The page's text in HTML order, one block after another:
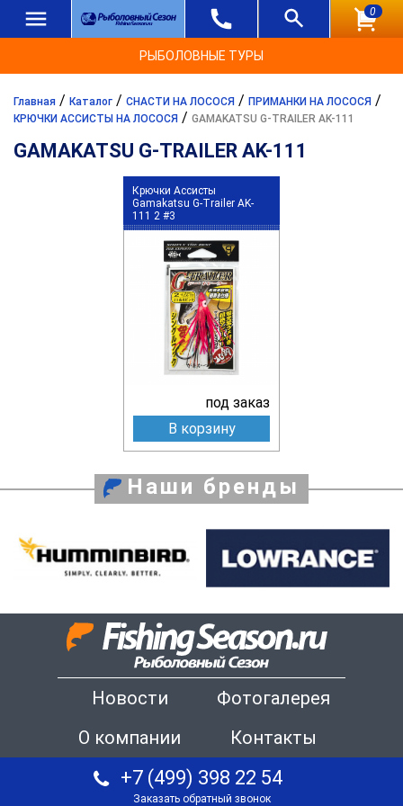
0
РЫБОЛОВНЫЕ ТУРЫ
Главная / Каталог / СНАСТИ НА ЛОСОСЯ / ПРИМАНКИ НА ЛОСОСЯ /
КРЮЧКИ АССИСТЫ НА ЛОСОСЯ / GAMAKATSU G-TRAILER AK-111
GAMAKATSU G-TRAILER AK-111
Крючки Ассисты
Gamakatsu G-Trailer AK-
111 2 #3
под заказ
В корзину
Наши бренды
Новости
Фотогалерея
О компании
Контакты
+7 (499) 398 22 54
Заказать обратный звонок